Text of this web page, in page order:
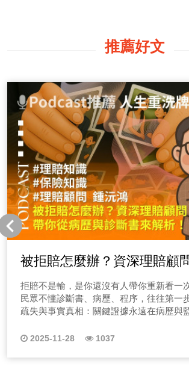
推薦好文
被拒賠怎麼辦？資深理賠顧
鴻」帶你從病歷與診斷書來
拒賠不是輸，是你還沒有人帶你重新看一
民眾不懂診斷書、病歷、程序，往往第一
疏失與事實真相：關鍵證據永遠在病歷與
斷、醫療過程的關鍵 10 分鐘，可能決定一
2025-11-28 1037